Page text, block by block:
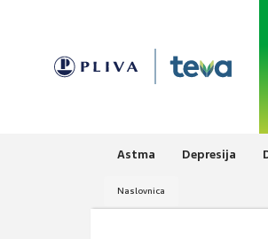
Astma Depresija
Naslovnica